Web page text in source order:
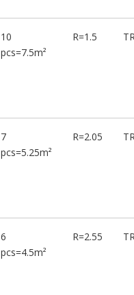
10
pcs=7.5m²
R=1.5
7
pcs=5.25m²
R=2.05
6
pcs=4.5m²
R=2.55